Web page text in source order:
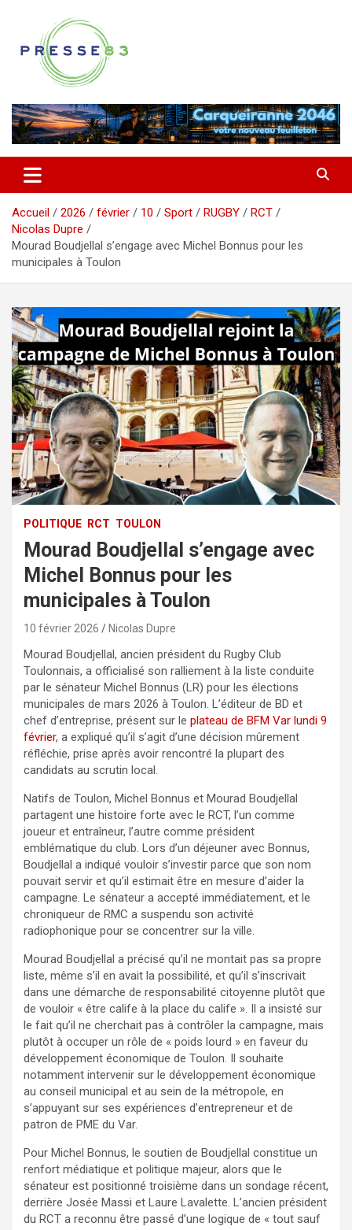
contenu
Presse 83
Accueil 2026 février 10 Sport RUGBY
RCT
Nicolas Dupre
Mourad Boudjellal s’engage avec Michel Bonnus pour les
municipales à Toulon
POLITIQUE RCT TOULON
Mourad Boudjellal s’engage avec
Michel Bonnus pour les
municipales à Toulon
10 février 2026 Nicolas Dupre
Mourad Boudjellal, ancien président du Rugby Club
Toulonnais, a officialisé son ralliement à la liste conduite
par le sénateur Michel Bonnus (LR) pour les élections
municipales de mars 2026 à Toulon. L’éditeur de BD et
chef d’entreprise, présent sur le plateau de BFM Var lundi 9
février, a expliqué qu’il s’agit d’une décision mûrement
réfléchie, prise après avoir rencontré la plupart des
candidats au scrutin local.
Natifs de Toulon, Michel Bonnus et Mourad Boudjellal
partagent une histoire forte avec le RCT, l’un comme
joueur et entraîneur, l’autre comme président
emblématique du club. Lors d’un déjeuner avec Bonnus,
Boudjellal a indiqué vouloir s’investir parce que son nom
pouvait servir et qu’il estimait être en mesure d’aider la
campagne. Le sénateur a accepté immédiatement, et le
chroniqueur de RMC a suspendu son activité
radiophonique pour se concentrer sur la ville.
Mourad Boudjellal a précisé qu’il ne montait pas sa propre
liste, même s’il en avait la possibilité, et qu’il s’inscrivait
dans une démarche de responsabilité citoyenne plutôt que
de vouloir « être calife à la place du calife ». Il a insisté sur
le fait qu’il ne cherchait pas à contrôler la campagne, mais
plutôt à occuper un rôle de « poids lourd » en faveur du
développement économique de Toulon. Il souhaite
notamment intervenir sur le développement économique
au conseil municipal et au sein de la métropole, en
s’appuyant sur ses expériences d’entrepreneur et de
patron de PME du Var.​
Pour Michel Bonnus, le soutien de Boudjellal constitue un
renfort médiatique et politique majeur, alors que le
sénateur est positionné troisième dans un sondage récent,
derrière Josée Massi et Laure Lavalette. L’ancien président
du RCT a reconnu être passé d’une logique de « tout sauf